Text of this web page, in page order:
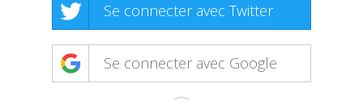
Se connecter avec Twitter
Se connecter avec Google